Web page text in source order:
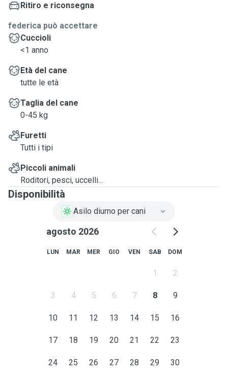
Ritiro e riconsegna
federica può accettare
Cuccioli
<1 anno
Età del cane
tutte le età
Taglia del cane
0-45 kg
Furetti
Tutti i tipi
Piccoli animali
Roditori, pesci, uccelli...
Disponibilità
Asilo diurno per cani
agosto 2026
LUN MAR MER GIO VEN SAB DOM
1 2
3 4 5 6 7 8 9
10 11 12 13 14 15 16
17 18 19 20 21 22 23
24 25 26 27 28 29 30